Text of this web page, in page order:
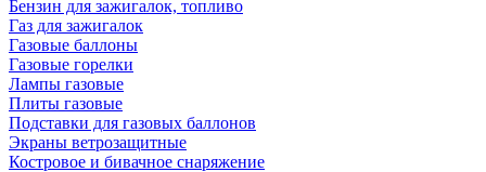
Бензин для зажигалок, топливо
Газ для зажигалок
Газовые баллоны
Газовые горелки
Лампы газовые
Плиты газовые
Подставки для газовых баллонов
Экраны ветрозащитные
Костровое и бивачное снаряжение